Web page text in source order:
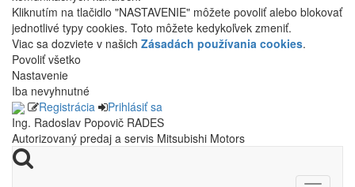
Kliknutím na tlačidlo "NASTAVENIE" môžete povoliť alebo blokovať
jednotlivé typy cookies. Toto môžete kedykoľvek zmeniť.
Viac sa dozviete v našich Zásadách používania cookies.
Povoliť všetko
Nastavenie
Iba nevyhnutné
Registrácia
Prihlásiť sa
Ing. Radoslav Popovič RADES
Autorizovaný predaj a servis Mitsubishi Motors